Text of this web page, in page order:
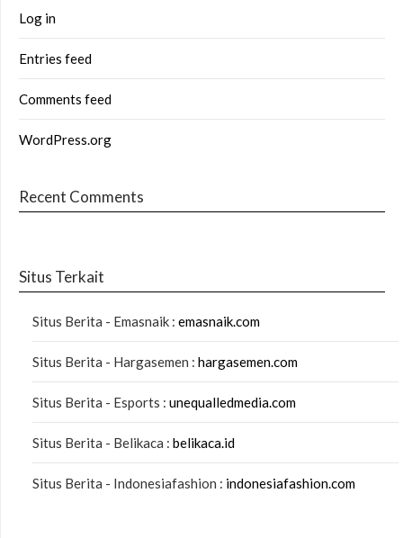
Log in
Entries feed
Comments feed
WordPress.org
Recent Comments
Situs Terkait
Situs Berita - Emasnaik : emasnaik.com
Situs Berita - Hargasemen : hargasemen.com
Situs Berita - Esports : unequalledmedia.com
Situs Berita - Belikaca : belikaca.id
Situs Berita - Indonesiafashion : indonesiafashion.com